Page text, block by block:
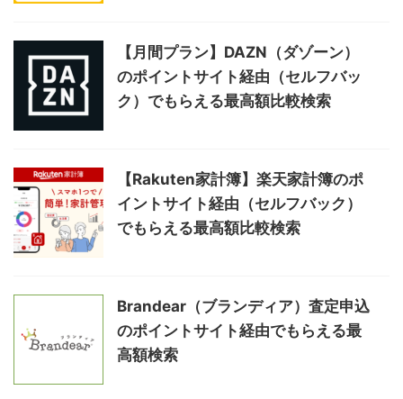
【月間プラン】DAZN（ダゾーン）
のポイントサイト経由（セルフバッ
ク）でもらえる最高額比較検索
【Rakuten家計簿】楽天家計簿のポ
イントサイト経由（セルフバック）
でもらえる最高額比較検索
Brandear（ブランディア）査定申込
のポイントサイト経由でもらえる最
高額検索